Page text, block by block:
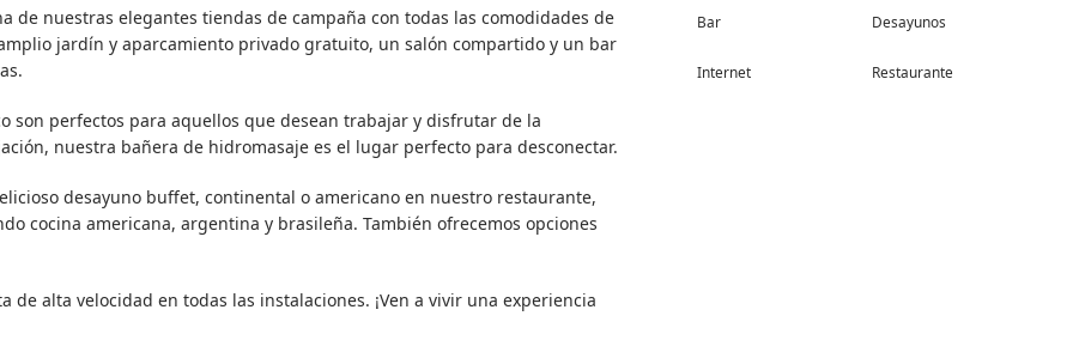
de nuestras elegantes tiendas de campaña con todas las comodidades de
jardín y aparcamiento privado gratuito, un salón compartido y un bar
son perfectos para aquellos que desean trabajar y disfrutar de la
nuestra bañera de hidromasaje es el lugar perfecto para desconectar.
desayuno buffet, continental o americano en nuestro restaurante,
cocina americana, argentina y brasileña. También ofrecemos opciones
alta velocidad en todas las instalaciones. ¡Ven a vivir una experiencia
Bar Desayunos
Internet Restaurante